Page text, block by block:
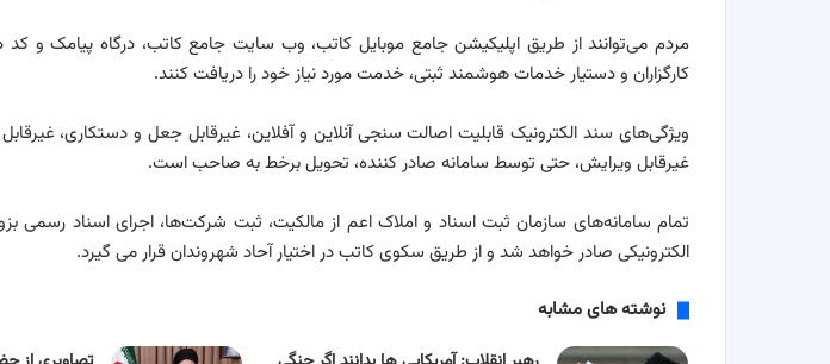
کارگزاران و دستیار خدمات هوشمند ثبتی، خدمت مورد نیاز خود را دریافت کنند.
ویژگی‌های سند الکترونیک قابلیت اصالت سنجی آنلاین و آفلاین، غیرقابل جعل و دستکاری،
غیرقابل ویرایش، حتی توسط سامانه صادر کننده، تحویل برخط به صاحب است.
تمام سامانه‌های سازمان ثبت اسناد و املاک اعم از مالکیت، ثبت شرکت‌ها، اجرای اسناد رسمی
الکترونیکی صادر خواهد شد و از طریق سکوی کاتب در اختیار آحاد شهروندان قرار می گیرد.
نوشته های مشابه